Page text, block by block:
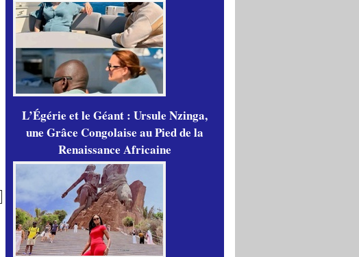
L’Égérie et le Géant : Ursule Nzinga,
une Grâce Congolaise au Pied de la
Renaissance Africaine